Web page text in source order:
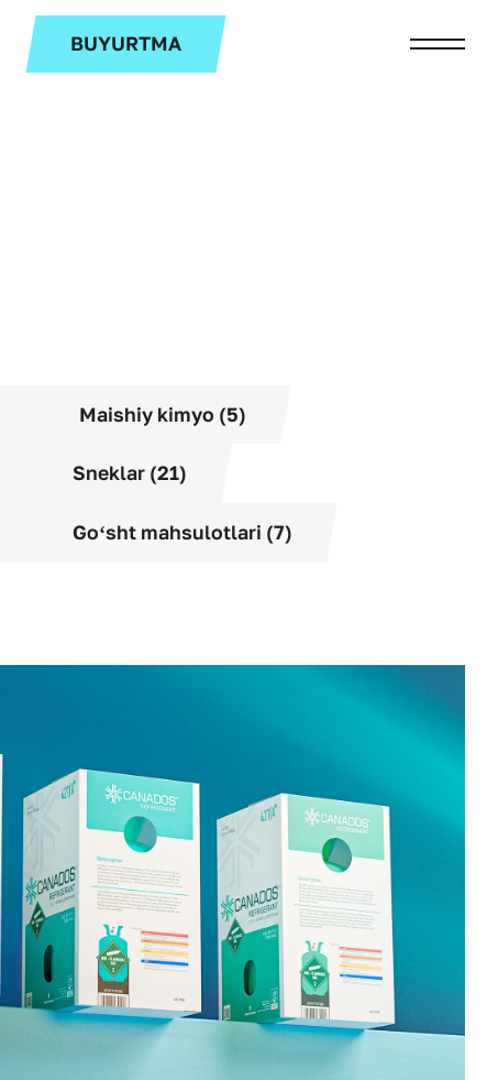
BUYURTMA
Maishiy kimyo (5)
Sneklar (21)
Goʻsht mahsulotlari (7)